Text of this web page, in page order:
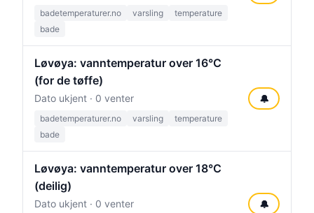
badetemperaturer.no varsling
temperature
bade
Løvøya: vanntemperatur over 16°C
(for de tøffe)
Dato ukjent · 0 venter
badetemperaturer.no varsling
temperature
bade
🔔
Løvøya: vanntemperatur over 18°C
(deilig)
Dato ukjent · 0 venter 🔔